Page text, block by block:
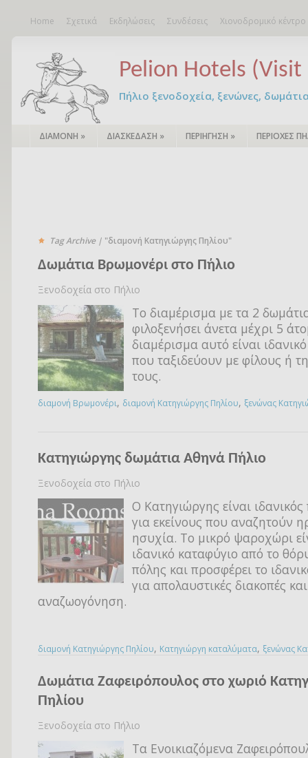
Home Σχετικά Εκδηλώσεις Συνδέσεις Χιονοδρομικό
Pelion Hotels (Visit
Πήλιο ξενοδοχεία, ξενώνες,
ΔΙΑΜΟΝΗ » ΔΙΑΣΚΕΔΑΣΗ » ΠΕΡΙΗΓΗΣΗ » ΠΕΡΙΟΧΕΣ
Tag Archive | "διαμονή Κατηγιώργης Πηλίου"
Δωμάτια Βρωμονέρι στο Πήλιο
Ξενοδοχεία στο Πήλιο
Το διαμέρισμα με τα 2
φιλοξενήσει άνετα μέχρι 5
διαμέρισμα αυτό είναι
που ταξιδεύουν με φίλους ή
τους.
διαμονή Βρωμονέρι, διαμονή Κατηγιώργης Πηλίου, ξενώνας
Κατηγιώργης δωμάτια Αθηνά Πήλιο
Ξενοδοχεία στο Πήλιο
Ο Κατηγιώργης είναι
για εκείνους που αναζητούν
ησυχία. Το μικρό ψαροχώρι
ιδανικό καταφύγιο από το
πόλης και προσφέρει το
για απολαυστικές διακοπές και
αναζωογόνηση.
διαμονή Κατηγιώργης Πηλίου, Κατηγιώργη καταλύματα, ξενώνας
Δωμάτια Ζαφειρόπουλος στο χωριό
Πηλίου
Ξενοδοχεία στο Πήλιο
Τα Ενοικιαζόμενα